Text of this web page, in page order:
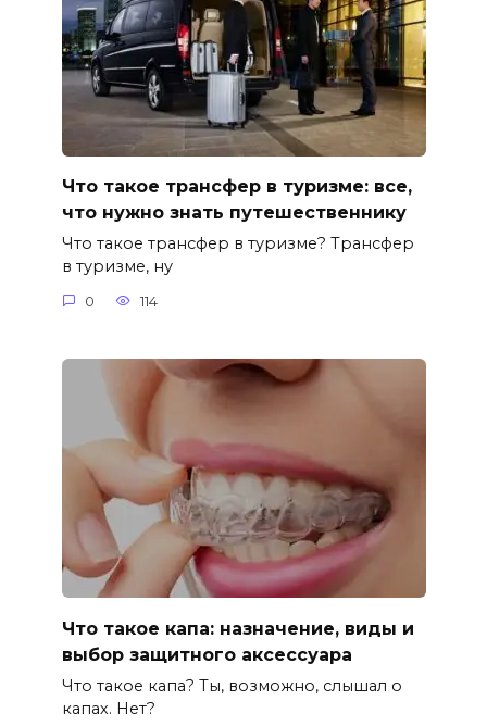
Что такое трансфер в туризме: все,
что нужно знать путешественнику
Что такое трансфер в туризме? Трансфер
в туризме, ну
0 114
Что такое капа: назначение, виды и
выбор защитного аксессуара
Что такое капа? Ты, возможно, слышал о
капах. Нет?